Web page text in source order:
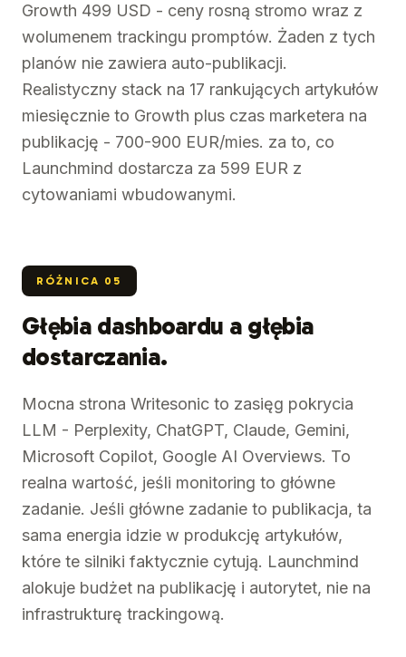
Growth 499 USD - ceny rosną stromo wraz z
wolumenem trackingu promptów. Żaden z tych
planów nie zawiera auto-publikacji.
Realistyczny stack na 17 rankujących artykułów
miesięcznie to Growth plus czas marketera na
publikację - 700-900 EUR/mies. za to, co
Launchmind dostarcza za 599 EUR z
cytowaniami wbudowanymi.
RÓŻNICA 05
Głębia dashboardu a głębia
dostarczania.
Mocna strona Writesonic to zasięg pokrycia
LLM - Perplexity, ChatGPT, Claude, Gemini,
Microsoft Copilot, Google AI Overviews. To
realna wartość, jeśli monitoring to główne
zadanie. Jeśli główne zadanie to publikacja, ta
sama energia idzie w produkcję artykułów,
które te silniki faktycznie cytują. Launchmind
alokuje budżet na publikację i autorytet, nie na
infrastrukturę trackingową.